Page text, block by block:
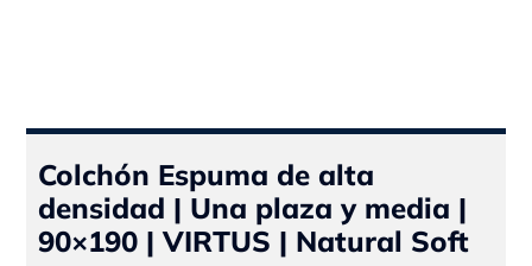
Colchón Espuma de alta
densidad | Una plaza y media |
90×190 | VIRTUS | Natural Soft